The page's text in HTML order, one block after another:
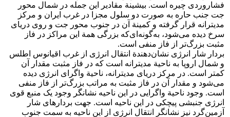
فشاروردی چیره است. بیشینة مقادیر این جمله در شمال محور
جت جنب حاره به صورت دو سلول مجزا در غرب ایران و مرکز
مدیترانه قرار گرفته و کمینة آن در جنوب محور جت و روی دریای
سرخ دیده می‌شود، به‌گونه‌ای‌که بزرگی همة این مراکز در فاز
مثبت بزرگ‌تر از فاز منفی است.
بردار شار انرژی نشان‌دهندة انتقال انرژی از غرب اقیانوس اطلس
و شمال اروپا به ناحیة مدیترانه است که در فاز مثبت مقدار آن
کمتر است. در مرکز دریای مدیترانه، ناحیة واگرای انرژی دیده
می‌شود و مقدار آن در فاز مثبت به مراتب بزرگ‌تر از فاز منفی
است. وجود ناحیة واگرایی در این ناحیه نشانگر وجود یک منبع قوی
انرژی جنبشی پیچکی در این ناحیه است. جهت بردارهای شار
آزمین‌گرد نیز نشانگر انتقال انرژی از این ناحیه به سمت جنوب